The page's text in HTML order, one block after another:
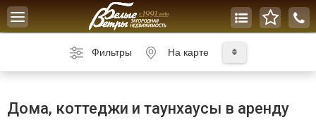
Toggle
navigation
Фильтры На карте
Дома, коттеджи и таунхаусы в аренду